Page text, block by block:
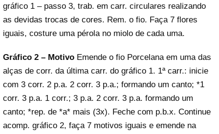
gráfico 1 – passo 3, trab. em carr. circulares realizando
as devidas trocas de cores. Rem. o fio. Faça 7 flores
iguais, costure uma pérola no miolo de cada uma.
Gráfico 2 – Motivo Emende o fio Porcelana em uma das
alças de corr. da última carr. do gráfico 1. 1ª carr.: inicie
com 3 corr. 2 p.a. 2 corr. 3 p.a.; formando um canto; *1
corr. 3 p.a. 1 corr.; 3 p.a. 2 corr. 3 p.a. formando um
canto; *rep. de *a* mais (3x). Feche com p.b.x. Continue
acomp. gráfico 2, faça 7 motivos iguais e emende na